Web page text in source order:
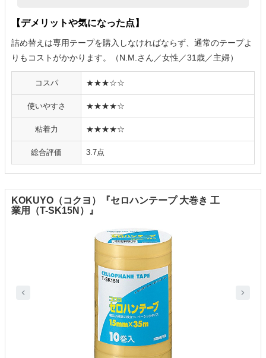
【デメリットや気になった点】
詰め替えは専用テープを購入しなければならず、通常のテープよ
りもコストがかかります。（N.M.さん／女性／31歳／主婦）
コスパ ★★★☆☆
使いやすさ ★★★★☆
粘着力 ★★★★☆
総合評価 3.7点
KOKUYO（コクヨ）『セロハンテープ 大巻き 工
業用（T-SK15N）』